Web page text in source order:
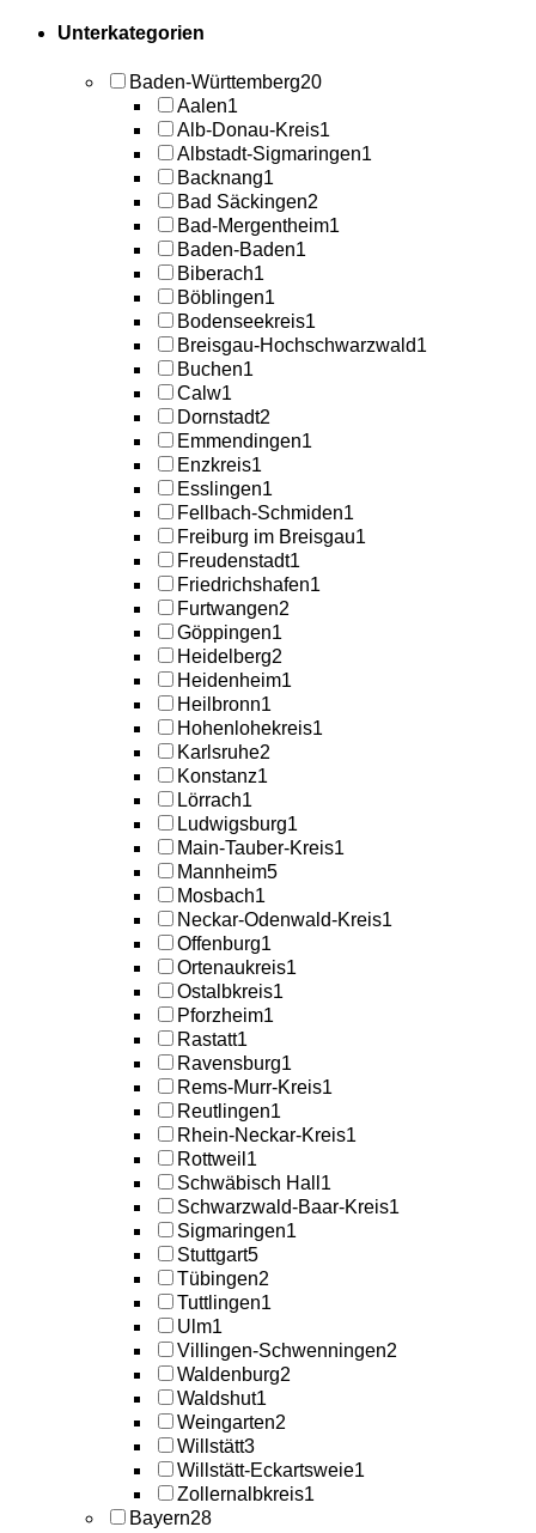
Unterkategorien
Baden-Württemberg20
Aalen1
Alb-Donau-Kreis1
Albstadt-Sigmaringen1
Backnang1
Bad Säckingen2
Bad-Mergentheim1
Baden-Baden1
Biberach1
Böblingen1
Bodenseekreis1
Breisgau-Hochschwarzwald1
Buchen1
Calw1
Dornstadt2
Emmendingen1
Enzkreis1
Esslingen1
Fellbach-Schmiden1
Freiburg im Breisgau1
Freudenstadt1
Friedrichshafen1
Furtwangen2
Göppingen1
Heidelberg2
Heidenheim1
Heilbronn1
Hohenlohekreis1
Karlsruhe2
Konstanz1
Lörrach1
Ludwigsburg1
Main-Tauber-Kreis1
Mannheim5
Mosbach1
Neckar-Odenwald-Kreis1
Offenburg1
Ortenaukreis1
Ostalbkreis1
Pforzheim1
Rastatt1
Ravensburg1
Rems-Murr-Kreis1
Reutlingen1
Rhein-Neckar-Kreis1
Rottweil 1
Schwäbisch Hall 1
Schwarzwald-Baar-Kreis1
Sigmaringen1
Stuttgart5
Tübingen2
Tuttlingen1
Ulm1
Villingen-Schwenningen2
Waldenburg2
Waldshut1
Weingarten2
Willstätt3
Willstätt-Eckartsweie1
Zollernalbkreis1
Bayern28